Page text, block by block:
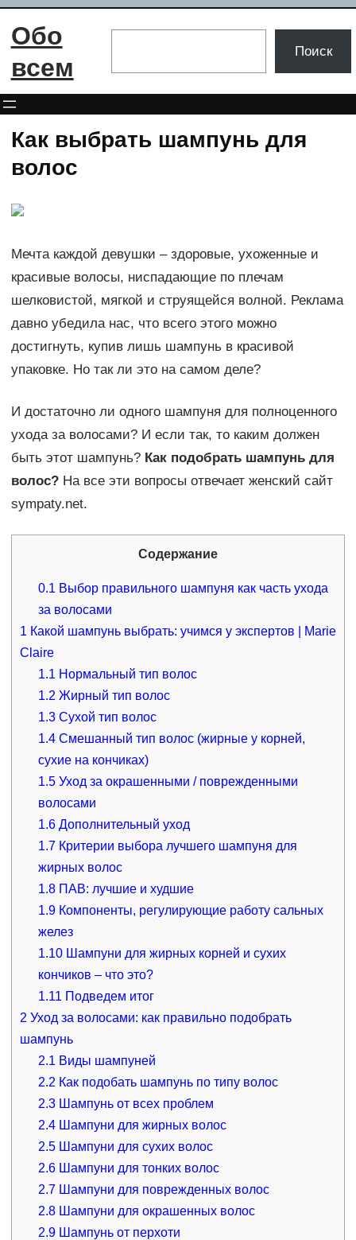
Перейти
Обо
всем
Поиск
Как выбрать шампунь для
волос
Мечта каждой девушки – здоровые, ухоженные и
красивые волосы, ниспадающие по плечам
шелковистой, мягкой и струящейся волной. Реклама
давно убедила нас, что всего этого можно
достигнуть, купив лишь шампунь в красивой
упаковке. Но так ли это на самом деле?
И достаточно ли одного шампуня для полноценного
ухода за волосами? И если так, то каким должен
быть этот шампунь? Как подобрать шампунь для
волос?На все эти вопросы отвечает женский сайт
sympaty.net.
Содержание
0.1 Выбор правильного шампуня как часть ухода
за волосами
1 Какой шампунь выбрать: учимся у экспертов | Marie
Claire
1.1 Нормальный тип волос
1.2 Жирный тип волос
1.3 Сухой тип волос
1.4 Смешанный тип волос (жирные у корней,
сухие на кончиках)
1.5 Уход за окрашенными / поврежденными
волосами
1.6 Дополнительный уход
1.7 Критерии выбора лучшего шампуня для
жирных волос
1.8 ПАВ: лучшие и худшие
1.9 Компоненты, регулирующие работу сальных
желез
1.10 Шампуни для жирных корней и сухих
кончиков – что это?
1.11 Подведем итог
2 Уход за волосами: как правильно подобрать
шампунь
2.1 Виды шампуней
2.2 Как подобать шампунь по типу волос
2.3 Шампунь от всех проблем
2.4 Шампуни для жирных волос
2.5 Шампуни для сухих волос
2.6 Шампуни для тонких волос
2.7 Шампуни для поврежденных волос
2.8 Шампуни для окрашенных волос
2.9 Шампунь от перхоти